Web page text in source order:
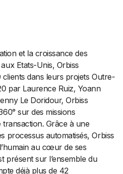
et la croissance des
Etats-Unis, Orbiss
dans leurs projets Outre-
par Laurence Ruiz, Yoann
Le Doridour, Orbiss
sur des missions
Grâce à une
processus automatisés, Orbiss
au cœur de ses
présent sur l’ensemble du
déjà plus de 42